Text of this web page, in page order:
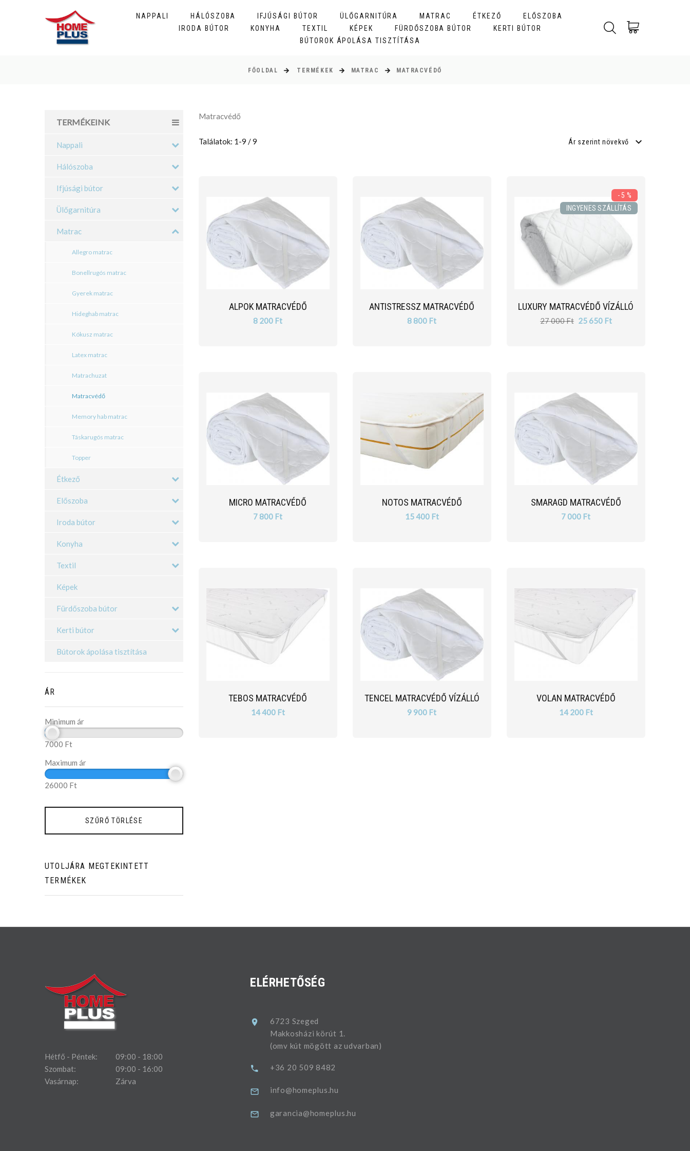
NAPPALI HÁLÓSZOBA IFJÚSÁGI BÚTOR ÜLŐGARNITÚRA MATRAC ÉTKEZŐ
ELŐSZOBA
IRODA BÚTOR
KONYHA TEXTIL KÉPEK FÜRDŐSZOBA BÚTOR
KERTI BÚTOR
BÚTOROK ÁPOLÁSA TISZTÍTÁSA
FŐOLDAL TERMÉKEK MATRAC MATRACVÉDŐ
TERMÉKEINK
Nappali
Hálószoba
Ifjúsági bútor
Ülőgarnitúra
Matrac
Allegro matrac
Bonellrugós matrac
Gyerek matrac
Hideghab matrac
Kókusz matrac
Latex matrac
Matrachuzat
Matracvédő
Memory hab matrac
Táskarugós matrac
Topper
Étkező
Előszoba
Iroda bútor
Konyha
Textil
Képek
Fürdőszoba bútor
Kerti bútor
Bútorok ápolása tisztítása
ÁR
Minimum ár
7000 Ft
Maximum ár
26000 Ft
UTOLJÁRA MEGTEKINTETT
TERMÉKEK
Matracvédő
Találatok: 1-9 / 9 Ár szerint növekvő
ALPOK MATRACVÉDŐ
8 200 Ft
ANTISTRESSZ MATRACVÉDŐ
8 800 Ft
LUXURY MATRACVÉDŐ VÍZÁLLÓ
27 000 Ft 25 650 Ft
- 5 %
INGYENES SZÁLLÍTÁS
MICRO MATRACVÉDŐ
7 800 Ft
NOTOS MATRACVÉDŐ
15 400 Ft
SMARAGD MATRACVÉDŐ
7 000 Ft
TEBOS MATRACVÉDŐ
14 400 Ft
TENCEL MATRACVÉDŐ VÍZÁLLÓ
9 900 Ft
VOLAN MATRACVÉDŐ
14 200 Ft
Hétfő - Péntek:
09:00 - 18:00
Szombat:
09:00 - 16:00
Vasárnap:
Zárva
ELÉRHETŐSÉG
6723 Szeged
Makkosházi körút 1.
(omv kút mögött az udvarban)
+36 20 509 8482
info@homeplus.hu
garancia@homeplus.hu